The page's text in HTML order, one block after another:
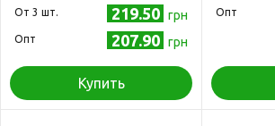
Oт 3 шт. 219.50 грн
Опт 207.90 грн
Купить
Опт